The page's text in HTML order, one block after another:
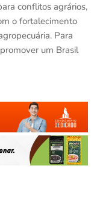
conflitos agrários,
o fortalecimento
Para
um Brasil